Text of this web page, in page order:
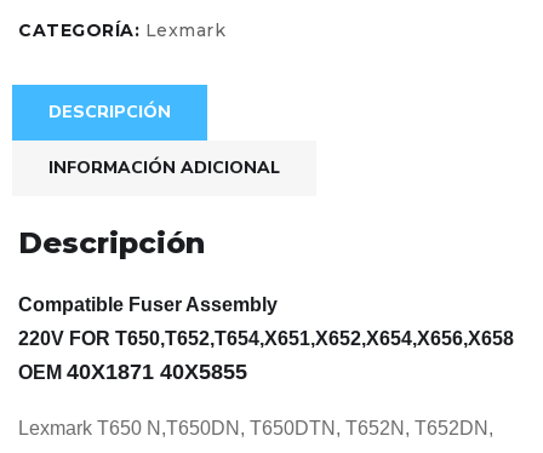
CATEGORÍA: Lexmark
DESCRIPCIÓN
INFORMACIÓN ADICIONAL
Descripción
Compatible Fuser Assembly
220V FOR T650,T652,T654,X651,X652,X654,X656,X658
OEM 40X1871 40X5855
Lexmark T650 N,T650DN, T650DTN, T652N, T652DN,